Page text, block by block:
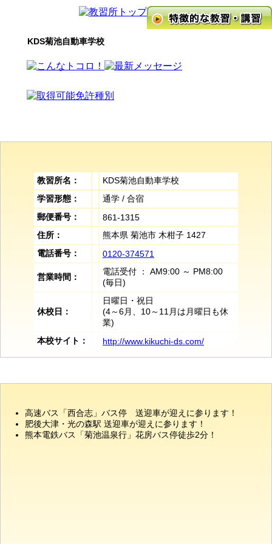
KDS菊池自動車学校
教習所名：
KDS菊池自動車学校
学習形態：
通学 / 合宿
郵便番号：
861-1315
住所：
熊本県 菊池市 木柑子 1427
電話番号：
0120-374571
営業時間：
電話受付 ： AM9:00 ～ PM8:00
(毎日)
休校日：
日曜日・祝日
(4～6月、10～11月は月曜日も休
業)
本校サイト：
http://www.kikuchi-ds.com/
高速バス「西合志」バス停 送迎車が迎えに参ります！
肥後大津・光の森駅 送迎車が迎えに参ります！
熊本電鉄バス「菊池温泉行」花房バス停徒歩2分！